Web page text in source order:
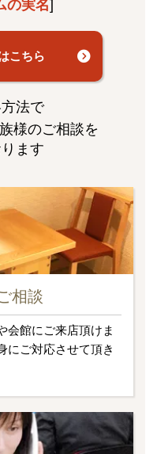
の実名]
こちら
法で
様のご相談を
ます
相談
会館にご来店頂けま
にご対応させて頂き